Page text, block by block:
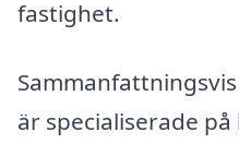
fastighet.
är specialiserade